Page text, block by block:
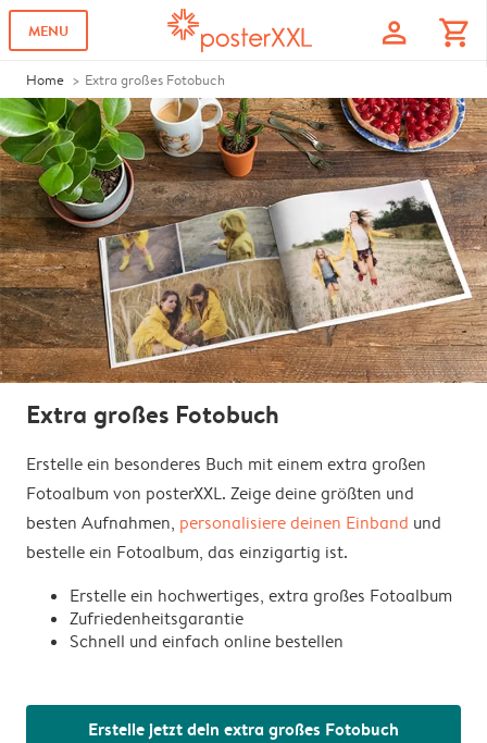
MENU profile shopping_cart
Home Extra großes Fotobuch
Extra großes Fotobuch
Erstelle ein besonderes Buch mit einem extra großen
Fotoalbum von posterXXL. Zeige deine größten und
besten Aufnahmen, personalisiere deinen Einband und
bestelle ein Fotoalbum, das einzigartig ist.
Erstelle ein hochwertiges, extra großes Fotoalbum
Zufriedenheitsgarantie
Schnell und einfach online bestellen
Erstelle jetzt dein extra großes Fotobuch